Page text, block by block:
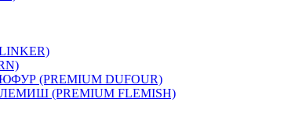
(PREMIUM DUFOUR)
(PREMIUM FLEMISH)